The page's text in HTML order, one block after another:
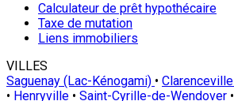
Calculateur de prêt hypothécaire
Taxe de mutation
Liens immobiliers
VILLES
Saguenay (Lac-Kénogami) • Clarenceville
• Henryville • Saint-Cyrille-de-Wendover •